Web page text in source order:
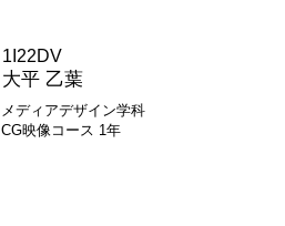
1I22DV
大平 乙葉
メディアデザイン学科
CG映像コース 1年